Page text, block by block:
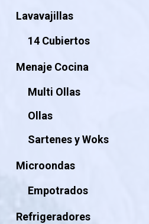
Lavavajillas
14 Cubiertos
Menaje Cocina
Multi Ollas
Ollas
Sartenes y Woks
Microondas
Empotrados
Refrigeradores